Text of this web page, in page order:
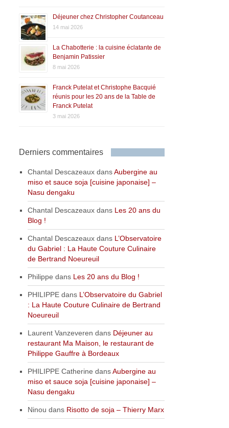
Déjeuner chez Christopher Coutanceau
14 mai 2026
La Chabotterie : la cuisine éclatante de
Benjamin Patissier
8 mai 2026
Franck Putelat et Christophe Bacquié
réunis pour les 20 ans de la Table de
Franck Putelat
3 mai 2026
Derniers commentaires
Chantal Descazeaux dansAubergine au
miso et sauce soja [cuisine japonaise] –
Nasu dengaku
Chantal Descazeaux dans Les 20 ans du
Blog !
Chantal Descazeaux dans L’Observatoire
du Gabriel : La Haute Couture Culinaire
de Bertrand Noeureuil
Philippe dans Les 20 ans du Blog !
PHILIPPE dans L’Observatoire du Gabriel
: La Haute Couture Culinaire de Bertrand
Noeureuil
Laurent Vanzeveren dans Déjeuner au
restaurant Ma Maison, le restaurant de
Philippe Gauffre à Bordeaux
PHILIPPE Catherine dansAubergine au
miso et sauce soja [cuisine japonaise] –
Nasu dengaku
Ninou dans Risotto de soja – Thierry Marx